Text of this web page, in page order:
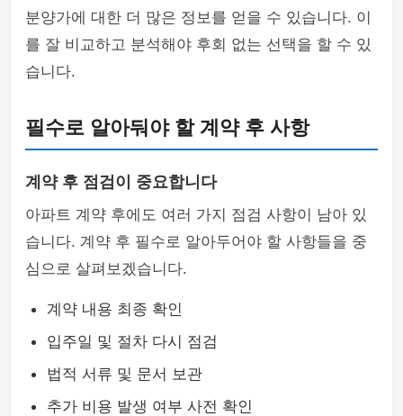
분양가에 대한 더 많은 정보를 얻을 수 있습니다. 이
를 잘 비교하고 분석해야 후회 없는 선택을 할 수 있
습니다.
필수로 알아둬야 할 계약 후 사항
계약 후 점검이 중요합니다
아파트 계약 후에도 여러 가지 점검 사항이 남아 있
습니다. 계약 후 필수로 알아두어야 할 사항들을 중
심으로 살펴보겠습니다.
계약 내용 최종 확인
입주일 및 절차 다시 점검
법적 서류 및 문서 보관
추가 비용 발생 여부 사전 확인